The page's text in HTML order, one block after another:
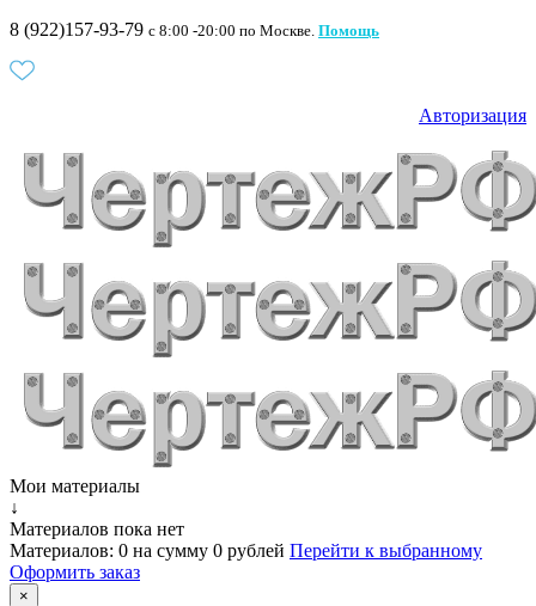
8 (922)157-93-79 c 8:00 -20:00 по Москве. Помощь
Авторизация
Мои материалы
↓
Материалов пока нет
Материалов: 0 на сумму 0 рублей Перейти к выбранному
Оформить заказ
×